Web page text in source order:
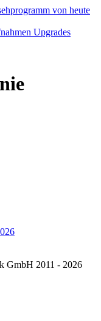
Upgrades
GmbH 2011 - 2026